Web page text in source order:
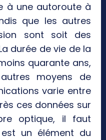
à une autoroute à
que les autres
sont soit des
durée de vie de la
quarante ans,
moyens de
varie entre
ces données sur
optique, il faut
est un élément du